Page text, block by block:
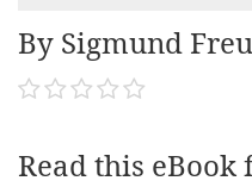
By Sigmund
Read this